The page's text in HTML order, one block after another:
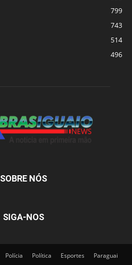
799
743
514
496
SOBRE NÓS
SIGA-NOS
Polícia Política Esportes Paraguai